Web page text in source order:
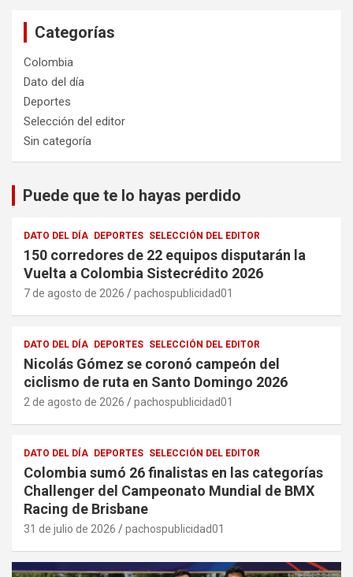
Categorías
Colombia
Dato del día
Deportes
Selección del editor
Sin categoría
Puede que te lo hayas perdido
DATO DEL DÍA DEPORTES SELECCIÓN DEL EDITOR
150 corredores de 22 equipos disputarán la
Vuelta a Colombia Sistecrédito 2026
7 de agosto de 2026 pachospublicidad01
DATO DEL DÍA DEPORTES SELECCIÓN DEL EDITOR
Nicolás Gómez se coronó campeón del
ciclismo de ruta en Santo Domingo 2026
2 de agosto de 2026 pachospublicidad01
DATO DEL DÍA DEPORTES SELECCIÓN DEL EDITOR
Colombia sumó 26 finalistas en las categorías
Challenger del Campeonato Mundial de BMX
Racing de Brisbane
31 de julio de 2026 pachospublicidad01